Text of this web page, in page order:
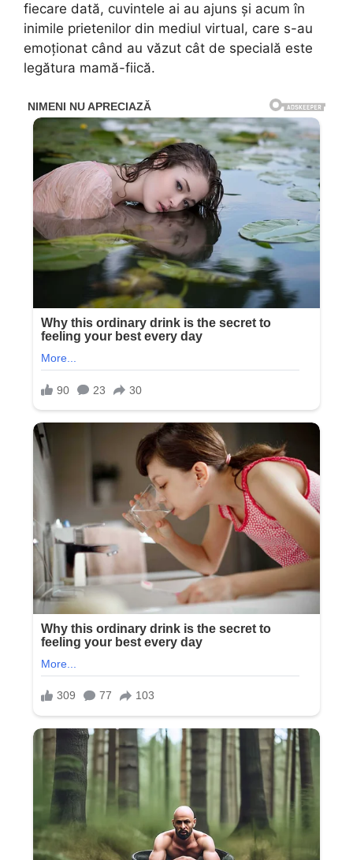
fiecare dată, cuvintele ai au ajuns și acum în
inimile prietenilor din mediul virtual, care s-au
emoționat când au văzut cât de specială este
legătura mamă-fiică.